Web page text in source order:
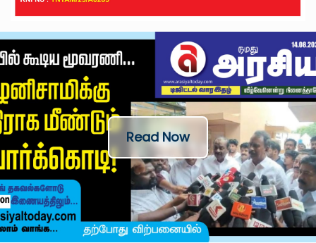
Read Now